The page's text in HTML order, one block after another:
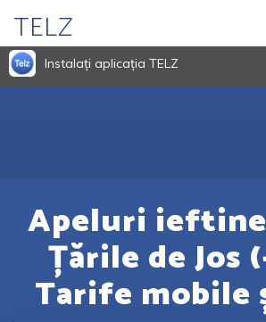
TELZ
Instalați aplicația TELZ
Apeluri
Țările de Jos
Tarife mobile